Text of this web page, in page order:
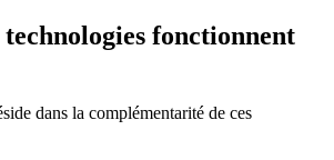
technologies fonctionnent
dans la complémentarité de ces